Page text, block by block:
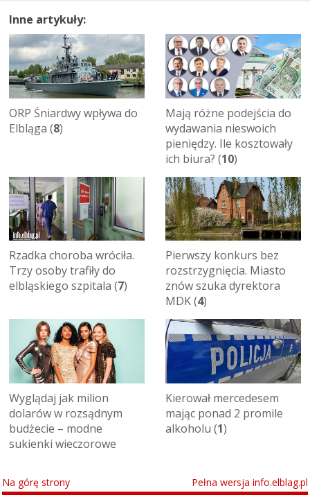
Inne artykuły:
ORP Śniardwy wpływa do
Elbląga (8)
Mają różne podejścia do
wydawania nieswoich
pieniędzy. Ile kosztowały
ich biura? (10)
Rzadka choroba wróciła.
Trzy osoby trafiły do
elbląskiego szpitala (7)
Pierwszy konkurs bez
rozstrzygnięcia. Miasto
znów szuka dyrektora
MDK (4)
Wyglądaj jak milion
dolarów w rozsądnym
budżecie – modne
sukienki wieczorowe
Kierował mercedesem
mając ponad 2 promile
alkoholu (1)
Na górę strony Pełna wersja info.elblag.pl